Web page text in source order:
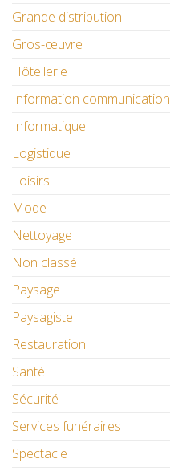
Grande distribution
Gros-œuvre
Hôtellerie
Information communication
Informatique
Logistique
Loisirs
Mode
Nettoyage
Non classé
Paysage
Paysagiste
Restauration
Santé
Sécurité
Services funéraires
Spectacle